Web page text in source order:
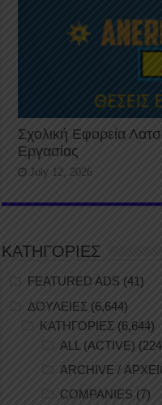
Σχολική Εφορεία
Εργασίας
July 12, 2026
ΚΑΤΗΓΟΡΙΕΣ
FEATURED ADS (41)
ΔΟΥΛΕΙΕΣ (6,644)
ΚΑΤΗΓΟΡΙΕΣ (6,644)
ALL (ACTIVE)
ARCHIVE /
COMPANIES (7)